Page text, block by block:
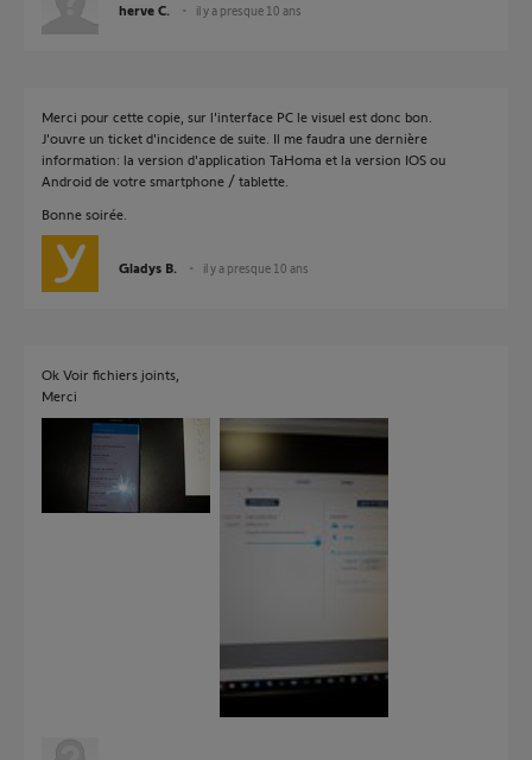
herve C. il y a presque 10 ans
Merci pour cette copie, sur l'interface PC le visuel est donc bon.
J'ouvre un ticket d'incidence de suite. Il me faudra une dernière
information: la version d'application TaHoma et la version IOS ou
Android de votre smartphone / tablette.
Bonne soirée.
Gladys B. il y a presque 10 ans
Ok Voir fichiers joints,
Merci